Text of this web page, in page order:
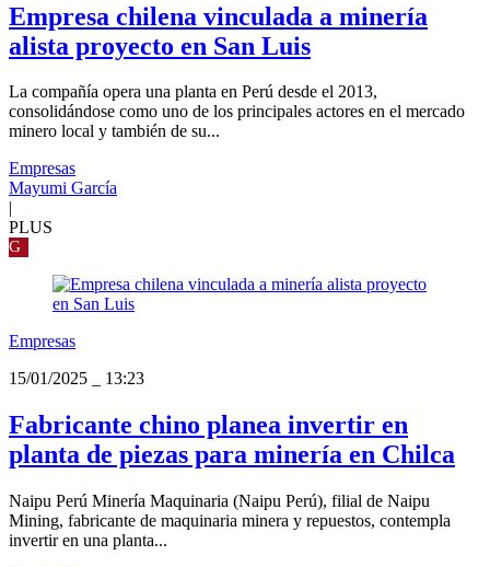
Empresa chilena vinculada a minería
alista proyecto en San Luis
La compañía opera una planta en Perú desde el 2013,
consolidándose como uno de los principales actores en el mercado
minero local y también de su...
Empresas
Mayumi García
PLUS
G
Empresas
15/01/2025
13:23
Fabricante chino planea invertir en
planta de piezas para minería en Chilca
Naipu Perú Minería Maquinaria (Naipu Perú), filial de Naipu
Mining, fabricante de maquinaria minera y repuestos, contempla
invertir en una planta...